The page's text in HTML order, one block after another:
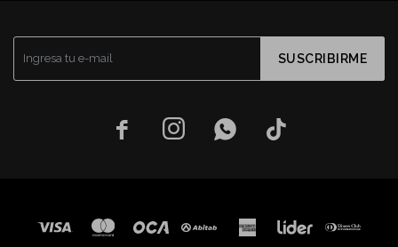
SUSCRIBIRME
   